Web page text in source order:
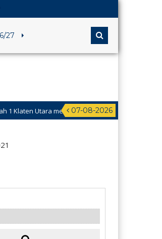
27
07-08-2026
Selamat Hari Raya Idul Fitri tahun 1447